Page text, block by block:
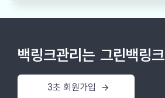
백링크관리는 그린백링크
3초 회원가입